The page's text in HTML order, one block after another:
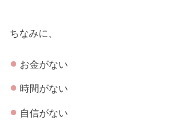
ちなみに、
お金がない
時間がない
自信がない